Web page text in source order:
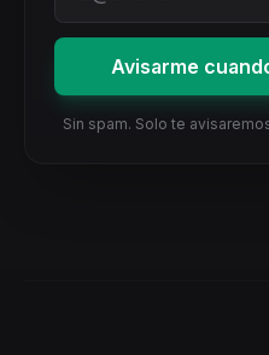
Avisarme
Sin spam. Solo te